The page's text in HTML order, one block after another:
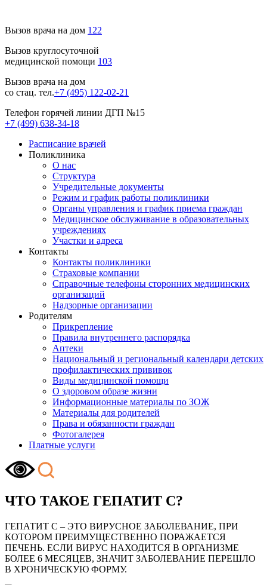
Вызов врача на дом 122
Вызов круглосуточной
медицинской помощи 103
Вызов врача на дом
со стац. тел.+7 (495) 122-02-21
Телефон горячей линии ДГП №15
+7 (499) 638-34-18
Расписание врачей
Поликлиника
О нас
Структура
Учредительные документы
Режим и график работы поликлиники
Органы управления и график приема граждан
Медицинское обслуживание в образовательных
учреждениях
Участки и адреса
Контакты
Контакты поликлиники
Страховые компании
Справочные телефоны сторонних медицинских
организаций
Надзорные организации
Родителям
Прикрепление
Правила внутреннего распорядка
Аптеки
Национальный и региональный календари детских
профилактических прививок
Виды медицинской помощи
О здоровом образе жизни
Информационные материалы по ЗОЖ
Материалы для родителей
Права и обязанности граждан
Фотогалерея
Платные услуги
ЧТО ТАКОЕ ГЕПАТИТ С?
ГЕПАТИТ С – ЭТО ВИРУСНОЕ ЗАБОЛЕВАНИЕ, ПРИ
КОТОРОМ ПРЕИМУЩЕСТВЕННО ПОРАЖАЕТСЯ
ПЕЧЕНЬ. ЕСЛИ ВИРУС НАХОДИТСЯ В ОРГАНИЗМЕ
БОЛЕЕ 6 МЕСЯЦЕВ, ЗНАЧИТ ЗАБОЛЕВАНИЕ ПЕРЕШЛО
В ХРОНИЧЕСКУЮ ФОРМУ.